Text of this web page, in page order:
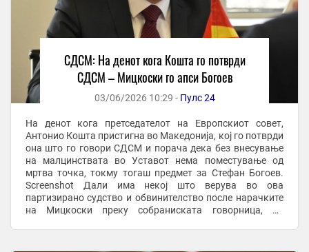
СДСМ: На денот кога Кошта го потврди
СДСМ – Мицкоски го апси Богоев
03/06/2026 10:29 - Пулс 24
На денот кога претседателот на Европскиот совет,
Антонио Кошта пристигна во Македонија, кој го потврди
она што го говори СДСМ и порача дека без внесување
на малцинствата во Уставот нема поместување од
мртва точка, токму тогаш предмет за Стефан Богоев.
Screenshot Дали има некој што верува во ова
партизирано судство и обвинителство после нарачките
на Мицкоски преку собраниската говорница, на